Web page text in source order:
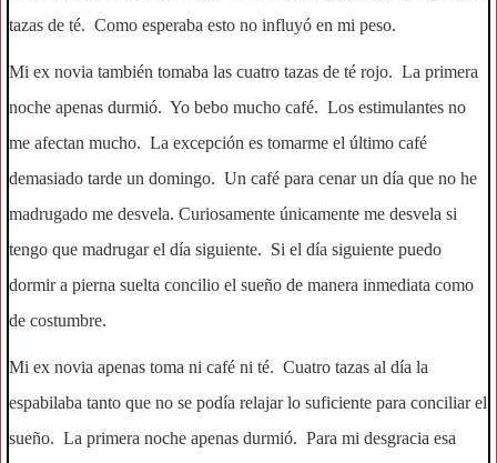
tazas de té. Como esperaba esto no influyó en mi peso.
Mi ex novia también tomaba las cuatro tazas de té rojo. La primera
noche apenas durmió. Yo bebo mucho café. Los estimulantes no
me afectan mucho. La excepción es tomarme el último café
demasiado tarde un domingo. Un café para cenar un día que no he
madrugado me desvela. Curiosamente únicamente me desvela si
tengo que madrugar el día siguiente. Si el día siguiente puedo
dormir a pierna suelta concilio el sueño de manera inmediata como
de costumbre.
Mi ex novia apenas toma ni café ni té. Cuatro tazas al día la
espabilaba tanto que no se podía relajar lo suficiente para conciliar el
sueño. La primera noche apenas durmió. Para mi desgracia esa